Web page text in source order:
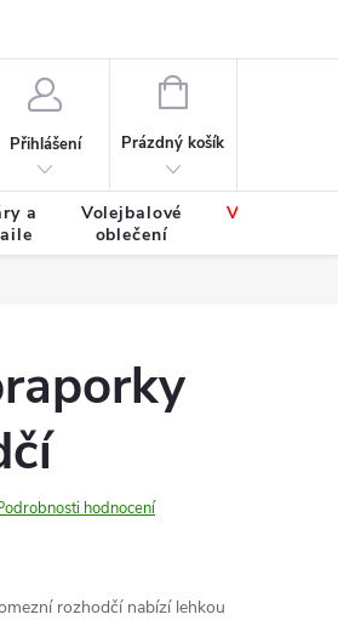
Přihlášení
NÁKUPNÍ
Prázdný košík
a
Volejbalové
oblečení
Výprodej
hodnocení
rozhodčí nabízí lehkou